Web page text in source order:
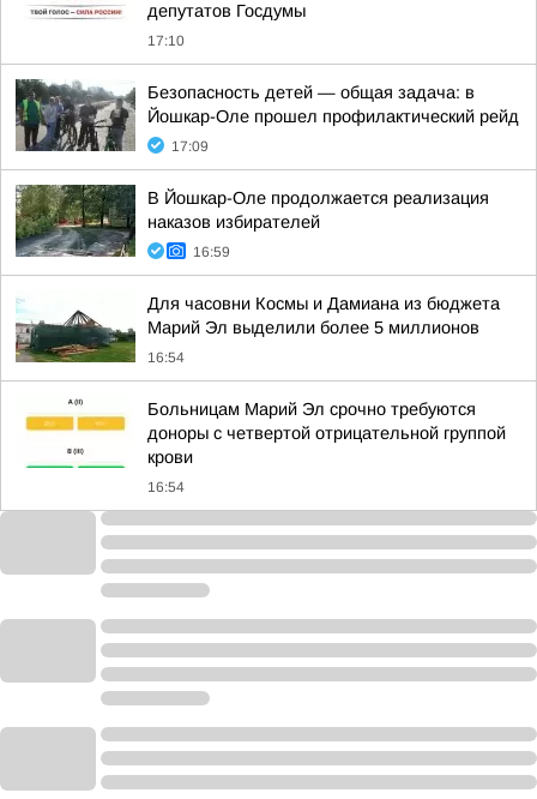
депутатов Госдумы
17:10
Безопасность детей — общая задача: в
Йошкар-Оле прошел профилактический рейд
17:09
В Йошкар-Оле продолжается реализация
наказов избирателей
16:59
Для часовни Космы и Дамиана из бюджета
Марий Эл выделили более 5 миллионов
16:54
Больницам Марий Эл срочно требуются
доноры с четвертой отрицательной группой
крови
16:54